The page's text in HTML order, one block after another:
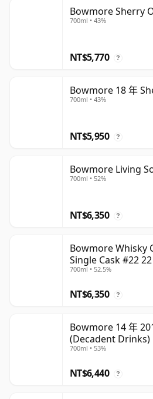
Bowmore Sherry
700ml • 43%
NT$5,770 ?
Bowmore 18 年
700ml • 43%
NT$5,950 ?
Bowmore Living
700ml • 52%
NT$6,350 ?
Bowmore Whisky
Single Cask #22
700ml • 52.5%
NT$6,350 ?
Bowmore 14 年
(Decadent Drinks)
700ml • 53%
NT$6,440 ?